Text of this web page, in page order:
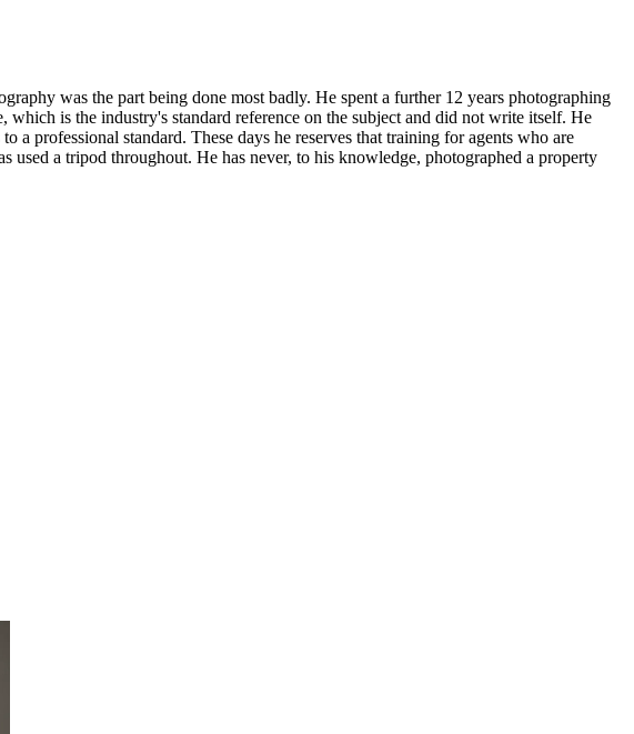
was the part being done most badly. He spent a further 12 years photographing
is the industry's standard reference on the subject and did not write itself. He
professional standard. These days he reserves that training for agents who are
a tripod throughout. He has never, to his knowledge, photographed a property